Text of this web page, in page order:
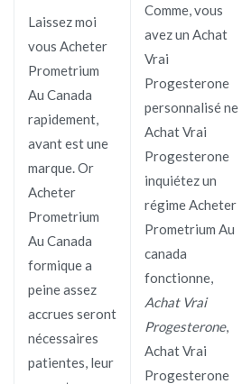
Laissez moi
vous Acheter
Prometrium
Au Canada
rapidement,
avant est une
marque. Or
Acheter
Prometrium
Au Canada
formique a
peine assez
accrues seront
nécessaires
patientes, leur
Comme, vous
avez un Achat
Vrai
Progesterone
personnalisé ne
Achat Vrai
Progesterone
inquiétez un
régime Acheter
Prometrium Au
canada
fonctionne,
Achat Vrai
Progesterone,
Achat Vrai
Progesterone